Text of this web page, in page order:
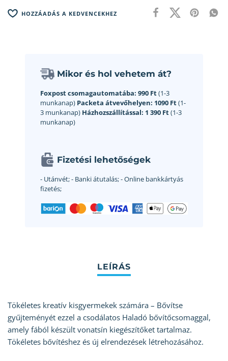
HOZZÁADÁS A KEDVENCEKHEZ
Mikor és hol vehetem át?
Foxpost csomagautomatába: 990 Ft(1-3
munkanap) Packeta átvevőhelyen: 1090 Ft(1-
3 munkanap) Házhozszállítással: 1 390 Ft(1-3
munkanap)
Fizetési lehetőségek
- Utánvét;- Banki átutalás;- Online bankkártyás
fizetés;
Tökéletes kreatív kisgyermekek számára – Bővítse
gyűjteményét ezzel a csodálatos Haladó bővítőcsomaggal,
amely fából készült vonatsín kiegészítőket tartalmaz.
Tökéletes bővítéshez és új elrendezések létrehozásához.